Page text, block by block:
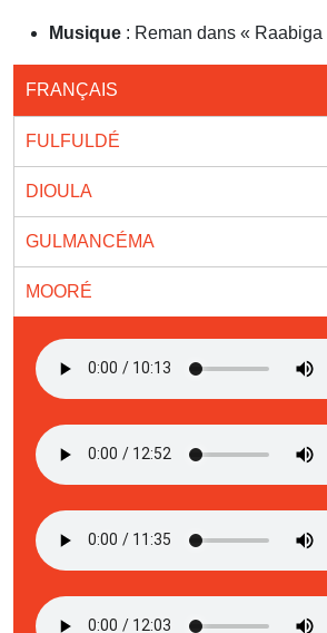
Musique : Reman dans « Raabiga
FRANÇAIS
FULFULDÉ
DIOULA
GULMANCÉMA
MOORÉ